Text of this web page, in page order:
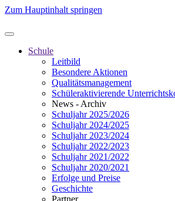
Zum Hauptinhalt springen
Schule
Leitbild
Besondere Aktionen
Qualitätsmanagement
Schüleraktivierende
News - Archiv
Schuljahr 2025/2026
Schuljahr 2024/2025
Schuljahr 2023/2024
Schuljahr 2022/2023
Schuljahr 2021/2022
Schuljahr 2020/2021
Erfolge und Preise
Geschichte
Partner